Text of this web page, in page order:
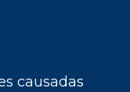
causadas